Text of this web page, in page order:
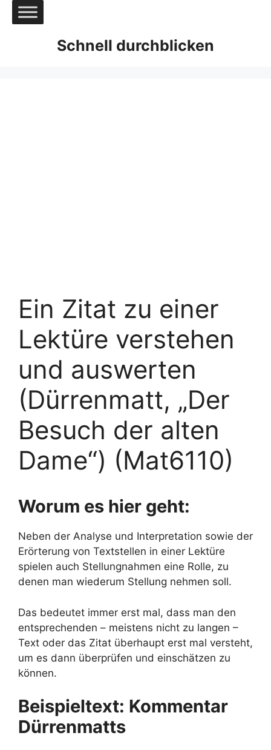
Zum
Inhalt
Schnell durchblicken
Ein Zitat zu einer
Lektüre verstehen
und auswerten
(Dürrenmatt, „Der
Besuch der alten
Dame“) (Mat6110)
Worum es hier geht:
Neben der Analyse und Interpretation sowie der
Erörterung von Textstellen in einer Lektüre
spielen auch Stellungnahmen eine Rolle, zu
denen man wiederum Stellung nehmen soll.
Das bedeutet immer erst mal, dass man den
entsprechenden – meistens nicht zu langen –
Text oder das Zitat überhaupt erst mal versteht,
um es dann überprüfen und einschätzen zu
können.
Beispieltext: Kommentar
Dürrenmatts